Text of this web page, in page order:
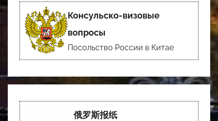
Консульско-визовые
вопросы
Посольство России в Китае
俄罗斯报纸